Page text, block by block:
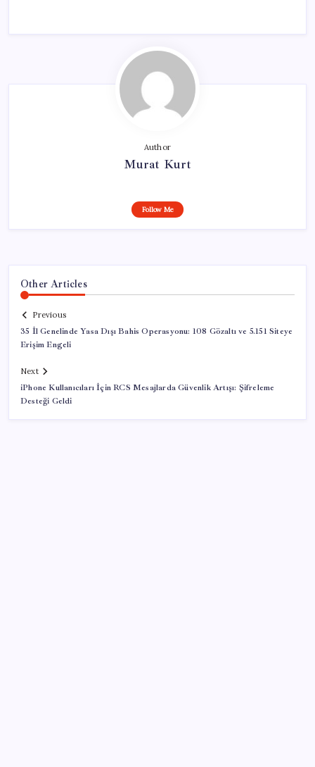
Author
Murat Kurt
Follow Me
Other Articles
Previous
35 İl Genelinde Yasa Dışı Bahis Operasyonu: 108 Gözaltı ve 5.151 Siteye
Erişim Engeli
Next
iPhone Kullanıcıları İçin RCS Mesajlarda Güvenlik Artışı: Şifreleme
Desteği Geldi